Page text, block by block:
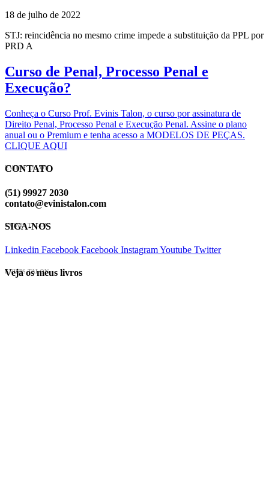
18 de julho de 2022
STJ: reincidência no mesmo crime impede a substituição da PPL por
PRD A
Curso de Penal, Processo Penal e
Execução?
Conheça o Curso Prof. Evinis Talon, o curso por assinatura de
Direito Penal, Processo Penal e Execução Penal. Assine o plano
anual ou o Premium e tenha acesso a MODELOS DE PEÇAS.
CLIQUE AQUI
EVINIS TALON
CONTATO
(51) 99927 2030
contato@evinistalon.com
EVINIS TALON
SIGA-NOS
Linkedin Facebook Facebook InstagramYoutube Twitter
EVINIS TALON
Veja os meus livros